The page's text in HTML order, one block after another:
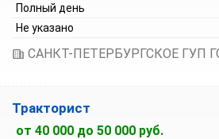
Полный день
Не указано
Тракторист
от 40 000 до 50 000 руб.